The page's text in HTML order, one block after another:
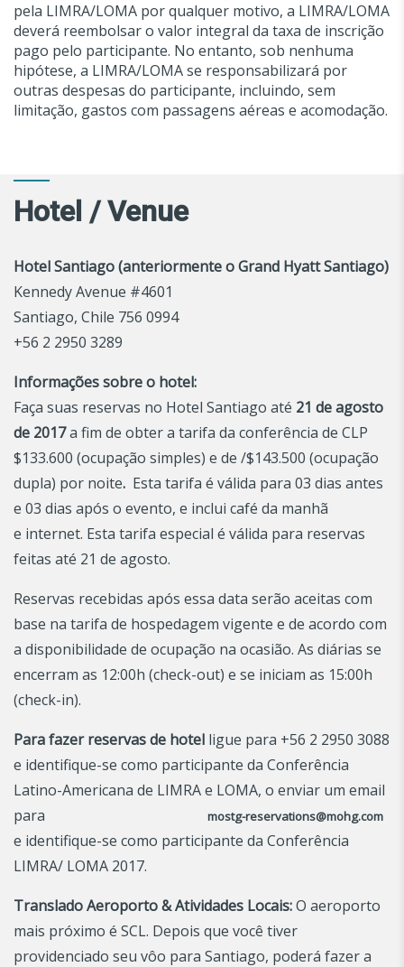
pela LIMRA/LOMA por qualquer motivo, a LIMRA/LOMA
deverá reembolsar o valor integral da taxa de inscrição
pago pelo participante. No entanto, sob nenhuma
hipótese, a LIMRA/LOMA se responsabilizará por
outras despesas do participante, incluindo, sem
limitação, gastos com passagens aéreas e acomodação.
Hotel / Venue
Hotel Santiago (anteriormente o Grand Hyatt Santiago)
Kennedy Avenue #4601
Santiago, Chile 756 0994
+56 2 2950 3289
Informações sobre o hotel:
Faça suas reservas no Hotel Santiago até 21 de agosto
de 2017a fim de obter a tarifa da conferência de CLP
$133.600 (ocupação simples) e de /$143.500 (ocupação
dupla) por noite. Esta tarifa é válida para 03 dias antes
e 03 dias após o evento, e inclui café da manhã
e internet. Esta tarifa especial é válida para reservas
feitas até 21 de agosto.
Reservas recebidas após essa data serão aceitas com
base na tarifa de hospedagem vigente e de acordo com
a disponibilidade de ocupação na ocasião. As diárias se
encerram as 12:00h (check-out) e se iniciam as 15:00h
(check-in).
Para fazer reservas de hotel ligue para +56 2 2950 3088
e identifique-se como participante da Conferência
Latino-Americana de LIMRA e LOMA, o enviar um email
para
mostg-reservations@mohg.com
e identifique-se como participante da Conferência
LIMRA/ LOMA 2017.
Translado Aeroporto & Atividades Locais:O aeroporto
mais próximo é SCL. Depois que você tiver
providenciado seu vôo para Santiago, poderá fazer a